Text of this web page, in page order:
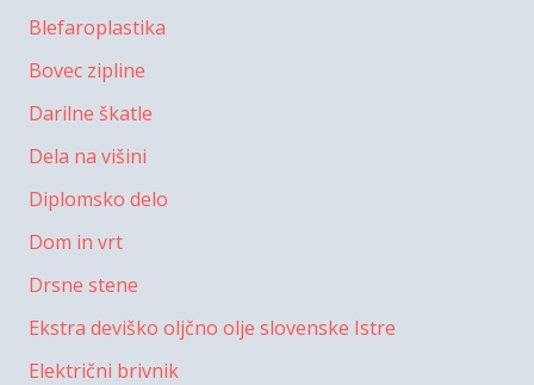
Blefaroplastika
Bovec zipline
Darilne škatle
Dela na višini
Diplomsko delo
Dom in vrt
Drsne stene
Ekstra deviško oljčno olje slovenske Istre
Električni brivnik